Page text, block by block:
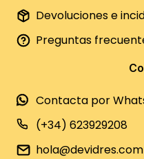
Devoluciones e
Preguntas
Contacta por
(+34) 623929208
hola@devidres.com